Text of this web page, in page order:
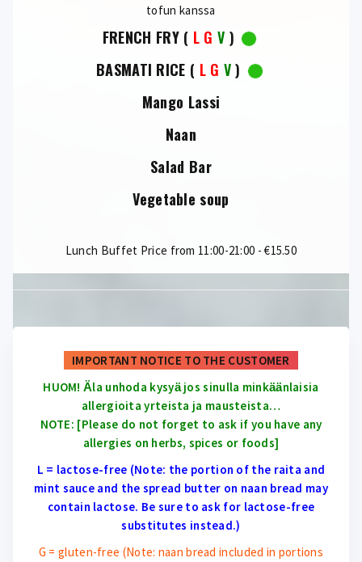
tofun kanssa
FRENCH FRY( L G V )
BASMATI RICE ( L G V)
Mango Lassi
Naan
Salad Bar
Vegetable soup
Lunch Buffet Price from 11:00-21:00 - €15.50
IMPORTANT NOTICE TO THE CUSTOMER
HUOM! Ӓla unhoda kysyӓ jos sinulla minkӓӓnlaisia
allergioita yrteista ja mausteista…
NOTE: [Please do not forget to ask if you have any
allergies on herbs, spices or foods]
L = lactose-free (Note: the portion of the raita and
mint sauce and the spread butter on naan bread may
contain lactose. Be sure to ask for lactose-free
substitutes instead.)
G = gluten-free (Note: naan bread included in portions